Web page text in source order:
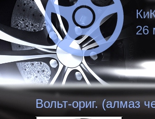
26
Вольт-ориг. (алмаз